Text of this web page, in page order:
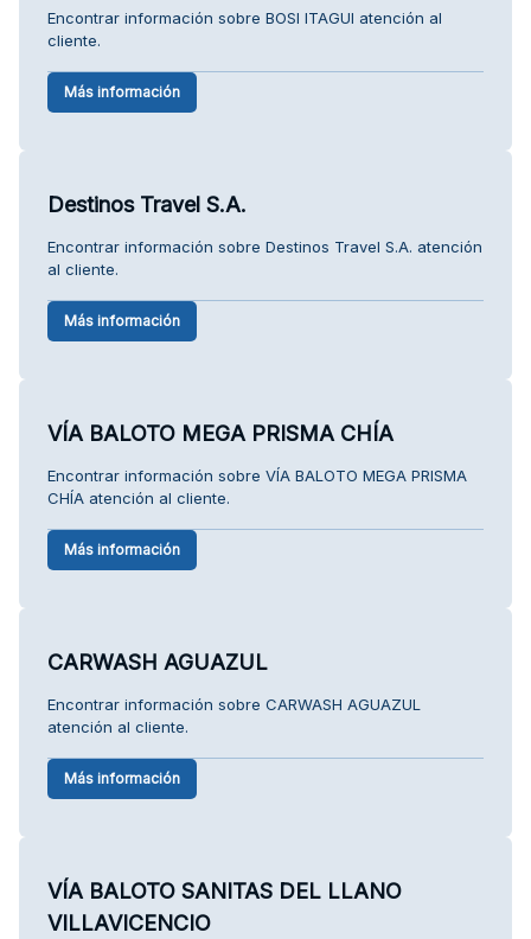
Encontrar información sobre BOSI ITAGUI atención al
cliente.
Más información
Destinos Travel S.A.
Encontrar información sobre Destinos Travel S.A. atención
al cliente.
Más información
VÍA BALOTO MEGA PRISMA CHÍA
Encontrar información sobre VÍA BALOTO MEGA PRISMA
CHÍA atención al cliente.
Más información
CARWASH AGUAZUL
Encontrar información sobre CARWASH AGUAZUL
atención al cliente.
Más información
VÍA BALOTO SANITAS DEL LLANO
VILLAVICENCIO